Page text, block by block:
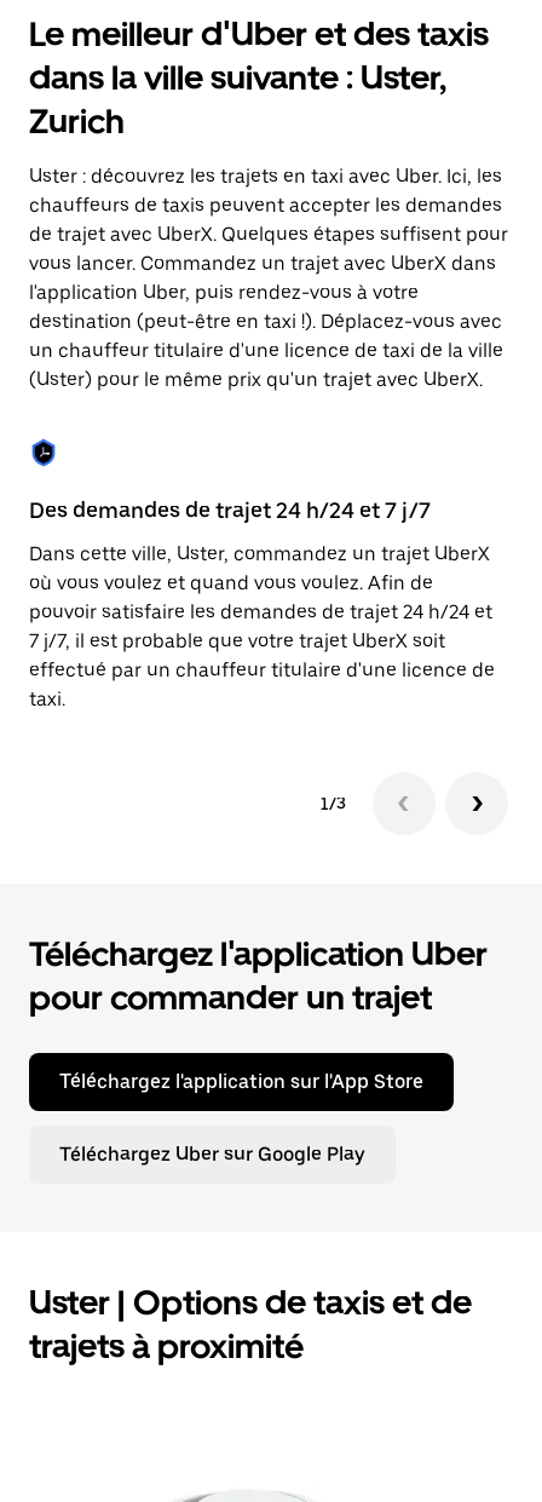
bas
pour
ouvrir
le
calendrier
et
une
date.
Appuyez
sur
la
touche
Échap
pour
fermer
le
calendrier.
Le meilleur d'Uber et des taxis
dans la ville suivante : Uster,
Zurich
Uster : découvrez les trajets en taxi avec Uber. Ici, les
chauffeurs de taxis peuvent accepter les demandes
de trajet avec UberX. Quelques étapes suffisent pour
vous lancer. Commandez un trajet avec UberX dans
l'application Uber, puis rendez-vous à votre
destination (peut-être en taxi !). Déplacez-vous avec
un chauffeur titulaire d'une licence de taxi de la ville
(Uster) pour le même prix qu'un trajet avec UberX.
Des demandes de trajet 24 h/24 et 7 j/7
Dans cette ville, Uster, commandez un trajet UberX
où vous voulez et quand vous voulez. Afin de
pouvoir satisfaire les demandes de trajet 24 h/24 et
7 j/7, il est probable que votre trajet UberX soit
effectué par un chauffeur titulaire d'une licence de
taxi.
1/3
Téléchargez l'application Uber
pour commander un trajet
Téléchargez l'application sur l'App Store
Téléchargez Uber sur Google Play
Uster | Options de taxis et de
trajets à proximité